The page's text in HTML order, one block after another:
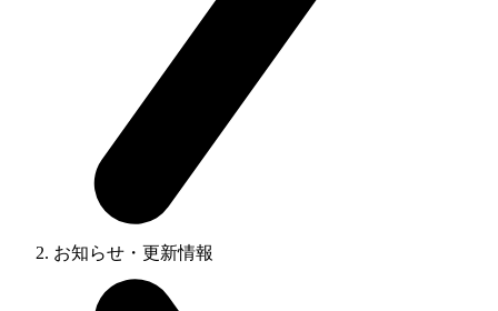
お知らせ・更新情報